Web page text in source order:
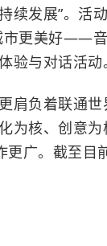
发展”。活
更美好——音
与对话活动
负着联通世
为核、创意
广。截至目